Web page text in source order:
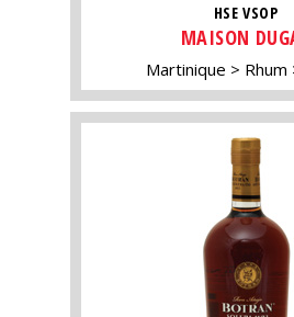
HSE VSOP
MAISON
Martinique Rhum